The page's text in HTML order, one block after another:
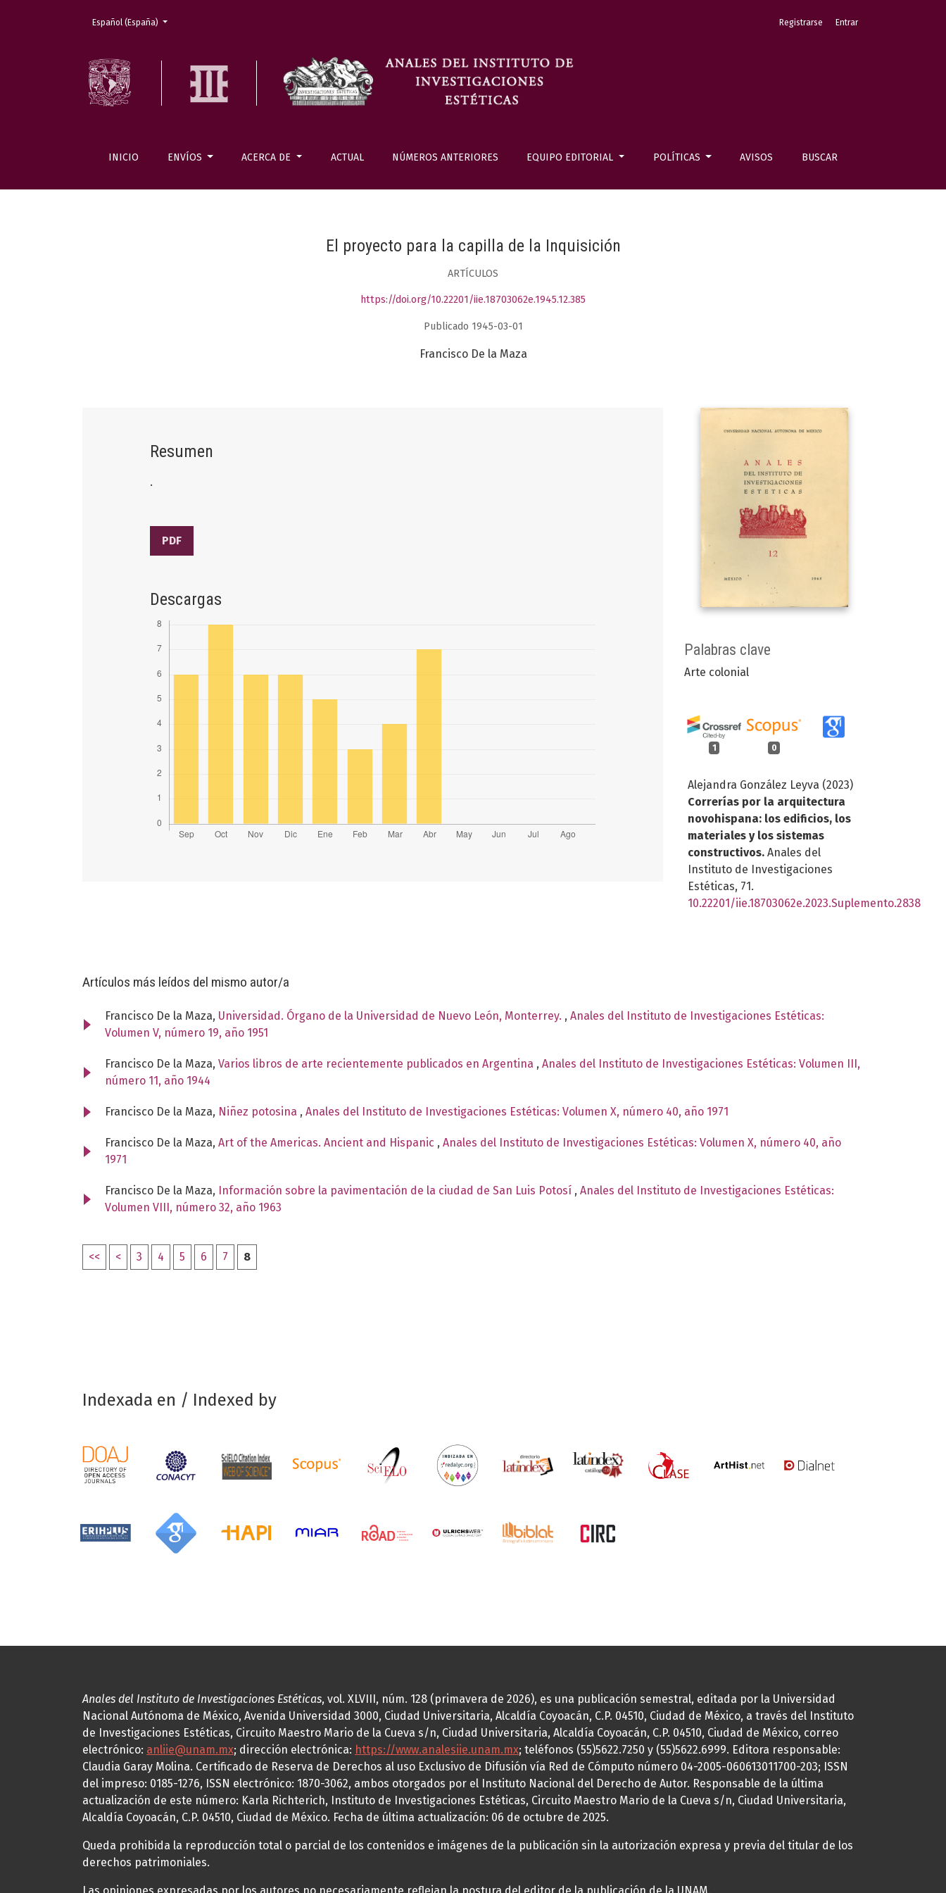
INICIO ENVÍOS ACERCA DE ACTUAL NÚMEROS ANTERIORES EQUIPO EDITORIAL POLÍTICAS AVISOS BUSCAR
Registrarse Entrar
Cambiar el idioma. El actual es:
Español (España)
El proyecto para la capilla de la Inquisición
ARTÍCULOS
https://doi.org/10.22201/iie.18703062e.1945.12.385
Publicado 1945-03-01
Francisco De la Maza
Palabras clave
Arte colonial
1 0
Alejandra González Leyva (2023)
Correrías por la arquitectura
novohispana: los edificios, los
materiales y los sistemas
constructivos. Anales del
Instituto de Investigaciones
Estéticas, 71.
10.22201/iie.18703062e.2023.Suplemento.2838
Resumen
.
PDF
Descargas
Artículos más leídos del mismo autor/a
Francisco De la Maza, Universidad. Órgano de la Universidad de Nuevo León, Monterrey. , Anales del Instituto de Investigaciones Estéticas:
Volumen V, número 19, año 1951
Francisco De la Maza, Varios libros de arte recientemente publicados en Argentina , Anales del Instituto de Investigaciones Estéticas: Volumen III,
número 11, año 1944
Francisco De la Maza, Niñez potosina , Anales del Instituto de Investigaciones Estéticas: Volumen X, número 40, año 1971
Francisco De la Maza, Art of the Americas. Ancient and Hispanic , Anales del Instituto de Investigaciones Estéticas: Volumen X, número 40, año
1971
Francisco De la Maza, Información sobre la pavimentación de la ciudad de San Luis Potosí , Anales del Instituto de Investigaciones Estéticas:
Volumen VIII, número 32, año 1963
<< < 3 4 5 6 7 8
Indexada en / Indexed by
Anales del Instituto de Investigaciones Estéticas, vol. XLVIII, núm. 128 (primavera de 2026), es una publicación semestral, editada por la Universidad
Nacional Autónoma de México, Avenida Universidad 3000, Ciudad Universitaria, Alcaldía Coyoacán, C.P. 04510, Ciudad de México, a través del Instituto
de Investigaciones Estéticas, Circuito Maestro Mario de la Cueva s/n, Ciudad Universitaria, Alcaldía Coyoacán, C.P. 04510, Ciudad de México, correo
electrónico: anliie@unam.mx; dirección electrónica: https://www.analesiie.unam.mx; teléfonos (55)5622.7250 y (55)5622.6999. Editora responsable:
Claudia Garay Molina. Certificado de Reserva de Derechos al uso Exclusivo de Difusión vía Red de Cómputo número 04-2005-060613011700-203; ISSN
del impreso: 0185-1276, ISSN electrónico: 1870-3062, ambos otorgados por el Instituto Nacional del Derecho de Autor. Responsable de la última
actualización de este número: Karla Richterich, Instituto de Investigaciones Estéticas, Circuito Maestro Mario de la Cueva s/n, Ciudad Universitaria,
Alcaldía Coyoacán, C.P. 04510, Ciudad de México. Fecha de última actualización: 06 de octubre de 2025.
Queda prohibida la reproducción total o parcial de los contenidos e imágenes de la publicación sin la autorización expresa y previa del titular de los
derechos patrimoniales.
Las opiniones expresadas por los autores no necesariamente reflejan la postura del editor de la publicación de la UNAM.